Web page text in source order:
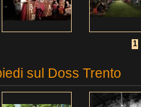
1
sul Doss Trento